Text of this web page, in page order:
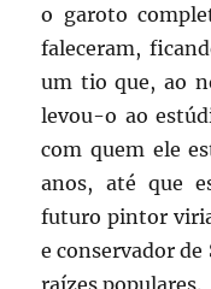
o garoto
faleceram,
um tio que, ao
levou-o ao
com quem ele
anos, até que
futuro pintor
e conservador
raízes populares.